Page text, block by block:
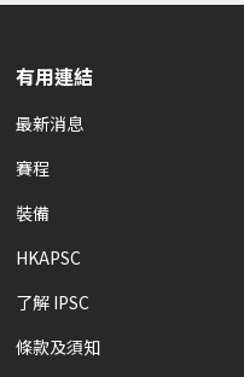
有用連結
最新消息
賽程
裝備
HKAPSC
了解 IPSC
條款及須知